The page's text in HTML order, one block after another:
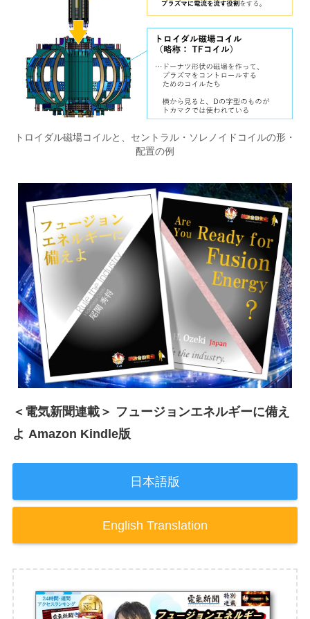
トロイダル磁場コイルと、セントラル・ソレノイドコイルの形・
配置の例
＜電気新聞連載＞ フュージョンエネルギーに備え
よ Amazon Kindle版
日本語版
English Translation